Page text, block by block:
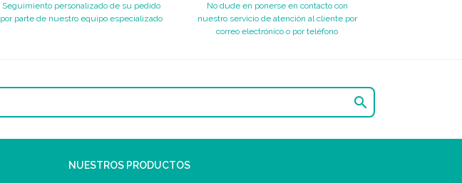
Seguimiento personalizado de su pedido
por parte de nuestro equipo especializado
No dude en ponerse en contacto con
nuestro servicio de atención al cliente por
correo electrónico o por teléfono

NUESTROS PRODUCTOS